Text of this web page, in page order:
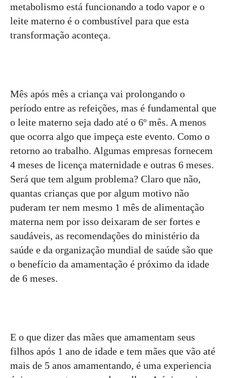
metabolismo está funcionando a todo vapor e o
leite materno é o combustível para que esta
transformação aconteça.
Mês após mês a criança vai prolongando o
período entre as refeições, mas é fundamental que
o leite materno seja dado até o 6º mês. A menos
que ocorra algo que impeça este evento. Como o
retorno ao trabalho. Algumas empresas fornecem
4 meses de licença maternidade e outras 6 meses.
Será que tem algum problema? Claro que não,
quantas crianças que por algum motivo não
puderam ter nem mesmo 1 mês de alimentação
materna nem por isso deixaram de ser fortes e
saudáveis, as recomendações do ministério da
saúde e da organização mundial de saúde são que
o benefício da amamentação é próximo da idade
de 6 meses.
E o que dizer das mães que amamentam seus
filhos após 1 ano de idade e tem mães que vão até
mais de 5 anos amamentando, é uma experiencia